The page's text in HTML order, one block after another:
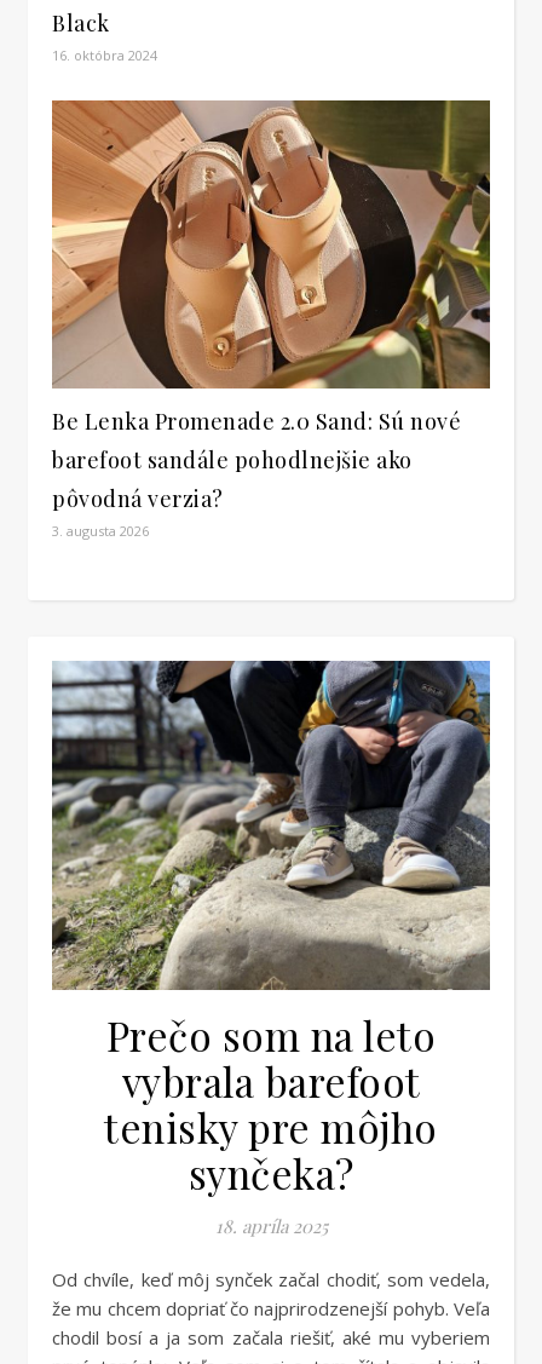
Black
16. októbra 2024
Be Lenka Promenade 2.0 Sand: Sú nové
barefoot sandále pohodlnejšie ako
pôvodná verzia?
3. augusta 2026
Prečo som na leto
vybrala barefoot
tenisky pre môjho
synčeka?
18. apríla 2025
Od chvíle, keď môj synček začal chodiť, som vedela,
že mu chcem dopriať čo najprirodzenejší pohyb. Veľa
chodil bosí a ja som začala riešiť, aké mu vyberiem